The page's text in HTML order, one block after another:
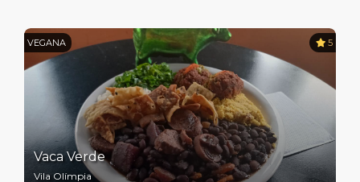
VEGANA 5
Vaca Verde
Vila Olímpia